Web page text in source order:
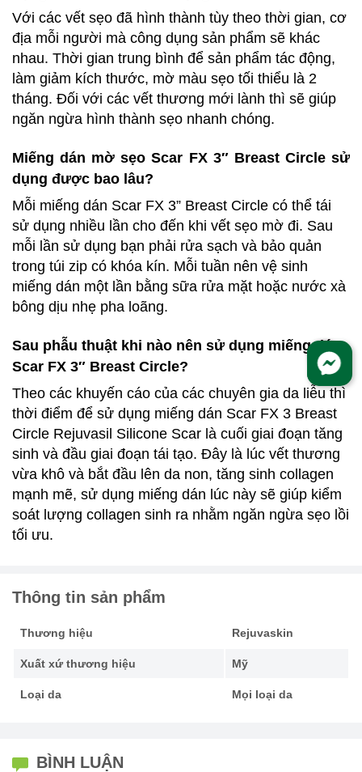
Với các vết sẹo đã hình thành tùy theo thời gian, cơ
địa mỗi người mà công dụng sản phẩm sẽ khác
nhau. Thời gian trung bình để sản phẩm tác động,
làm giảm kích thước, mờ màu sẹo tối thiểu là 2
tháng. Đối với các vết thương mới lành thì sẽ giúp
ngăn ngừa hình thành sẹo nhanh chóng.
Miếng dán mờ sẹo Scar FX 3″ Breast Circle sử
dụng được bao lâu?
Mỗi miếng dán Scar FX 3” Breast Circle có thể tái
sử dụng nhiều lần cho đến khi vết sẹo mờ đi. Sau
mỗi lần sử dụng bạn phải rửa sạch và bảo quản
trong túi zip có khóa kín. Mỗi tuần nên vệ sinh
miếng dán một lần bằng sữa rửa mặt hoặc nước xà
bông dịu nhẹ pha loãng.
Sau phẫu thuật khi nào nên sử dụng miếng dán
Scar FX 3″ Breast Circle?
Theo các khuyến cáo của các chuyên gia da liễu thì
thời điểm để sử dụng miếng dán Scar FX 3 Breast
Circle Rejuvasil Silicone Scar là cuối giai đoạn tăng
sinh và đầu giai đoạn tái tạo. Đây là lúc vết thương
vừa khô và bắt đầu lên da non, tăng sinh collagen
mạnh mẽ, sử dụng miếng dán lúc này sẽ giúp kiểm
soát lượng collagen sinh ra nhằm ngăn ngừa sẹo lồi
tối ưu.
Thông tin sản phẩm
Thương hiệu Rejuvaskin
Xuất xứ thương hiệu Mỹ
Loại da Mọi loại da
BÌNH LUẬN